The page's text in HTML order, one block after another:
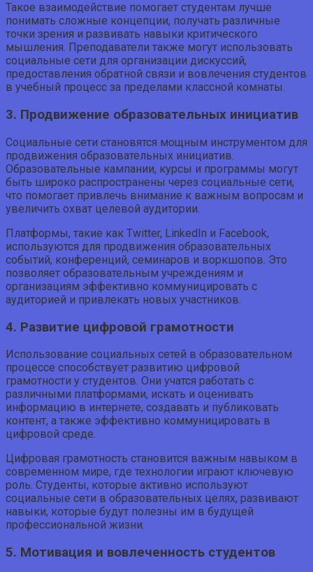
Такое взаимодействие помогает студентам лучше
понимать сложные концепции, получать различные
точки зрения и развивать навыки критического
мышления. Преподаватели также могут использовать
социальные сети для организации дискуссий,
предоставления обратной связи и вовлечения студентов
в учебный процесс за пределами классной комнаты.
3. Продвижение образовательных инициатив
Социальные сети становятся мощным инструментом для
продвижения образовательных инициатив.
Образовательные кампании, курсы и программы могут
быть широко распространены через социальные сети,
что помогает привлечь внимание к важным вопросам и
увеличить охват целевой аудитории.
Платформы, такие как Twitter, LinkedIn и Facebook,
используются для продвижения образовательных
событий, конференций, семинаров и воркшопов. Это
позволяет образовательным учреждениям и
организациям эффективно коммуницировать с
аудиторией и привлекать новых участников.
4. Развитие цифровой грамотности
Использование социальных сетей в образовательном
процессе способствует развитию цифровой
грамотности у студентов. Они учатся работать с
различными платформами, искать и оценивать
информацию в интернете, создавать и публиковать
контент, а также эффективно коммуницировать в
цифровой среде.
Цифровая грамотность становится важным навыком в
современном мире, где технологии играют ключевую
роль. Студенты, которые активно используют
социальные сети в образовательных целях, развивают
навыки, которые будут полезны им в будущей
профессиональной жизни.
5. Мотивация и вовлеченность студентов